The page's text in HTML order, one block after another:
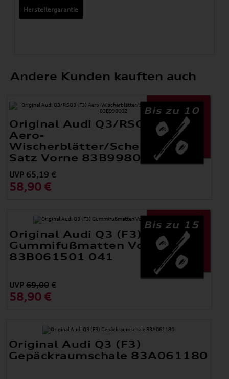
Herstellergarantie
Andere Kunden kauften auch
Bis zu 10
Original Audi Q3/RSQ3 (F3)
Aero-
Wischerblätter/Scheibenwischer
Satz Vorne 83B998002
UVP65,19 €
58,90 €
Bis zu 15
Original Audi Q3 (F3)
Gummifußmatten Vorn
83B061501 041
UVP69,00 €
58,90 €
Original Audi Q3 (F3)
Gepäckraumschale 83A061180